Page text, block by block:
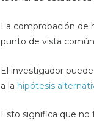
La comprobación de
punto de vista
El investigador
a la hipótesis
Esto significa que no